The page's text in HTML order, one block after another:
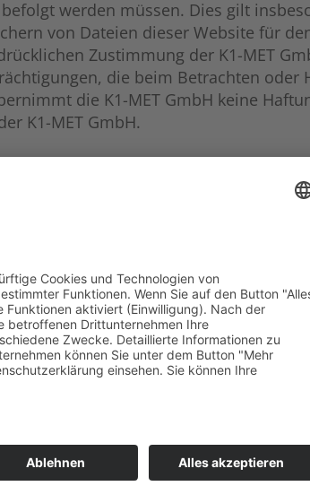
werden müssen. Dies gilt
von Dateien dieser Website für
Zustimmung der K1-MET
die beim Betrachten oder
die K1-MET GmbH keine
K1-MET GmbH.
MEG § 25
einer GmbH.
Forschung und Entwicklung im
und von Produkten aus Stahl; die
Primetals Technologies Austria